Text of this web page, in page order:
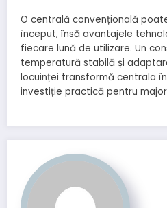
O centrală convențională
început, însă avantajele
fiecare lună de utilizare. Un
temperatură stabilă și
locuinței transformă centrala
investiție practică pentru